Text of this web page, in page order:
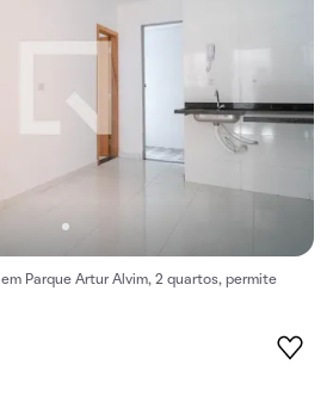
Parque Artur Alvim, 2 quartos, permite